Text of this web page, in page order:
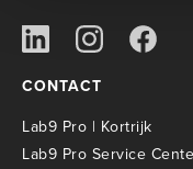
CONTACT
Lab9 Pro | Kortrijk
Lab9 Pro Service